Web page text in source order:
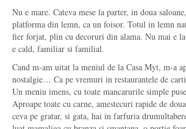
Nu e mare. Cateva mese la parter, in doua
platforma din lemn, ca un foisor. Totul in lemn
fier forjat, plin cu decoruri din alama. Nu mai e
e cald, familiar si familial.
Cand m-am uitat la meniul de la Casa Myt, m-a
nostalgie… Ca pe vremuri in restaurantele de
Un meniu imens, cu toate mancarurile simple
Aproape toate cu carne, amestecuri rapide de
ceva pe gratar, si gata, hai in farfuria